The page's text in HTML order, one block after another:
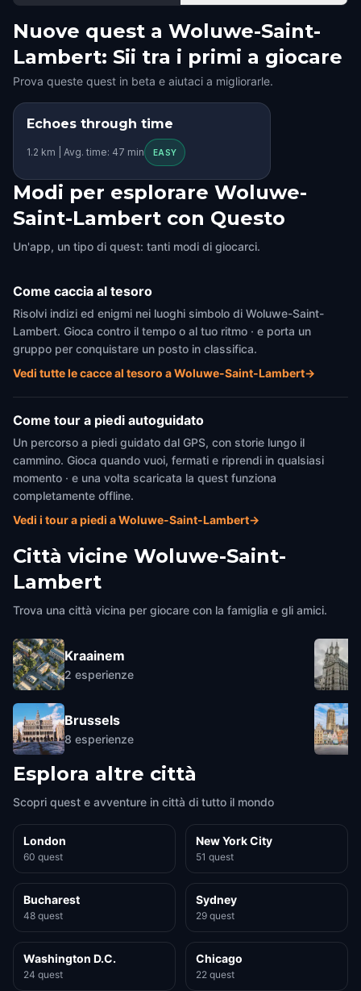
Nuove quest a Woluwe-Saint-
Lambert: Sii tra i primi a giocare
Prova queste quest in beta e aiutaci a migliorarle.
STEP INTO THE STORY
Echoes through time
1.2 km | Avg. time: 47 min EASY
Modi per esplorare Woluwe-
Saint-Lambert con Questo
Un'app, un tipo di quest: tanti modi di giocarci.
Come caccia al tesoro
Risolvi indizi ed enigmi nei luoghi simbolo di Woluwe-Saint-
Lambert. Gioca contro il tempo o al tuo ritmo · e porta un
gruppo per conquistare un posto in classifica.
Vedi tutte le cacce al tesoro a Woluwe-Saint-Lambert→
Come tour a piedi autoguidato
Un percorso a piedi guidato dal GPS, con storie lungo il
cammino. Gioca quando vuoi, fermati e riprendi in qualsiasi
momento · e una volta scaricata la quest funziona
completamente offline.
Vedi i tour a piedi a Woluwe-Saint-Lambert→
Città vicine Woluwe-Saint-
Lambert
Trova una città vicina per giocare con la famiglia e gli amici.
Kraainem
2 esperienze
Brussels
8 esperienze
Esplora altre città
Scopri quest e avventure in città di tutto il mondo
London
60 quest
New York City
51 quest
Bucharest
48 quest
Sydney
29 quest
Washington D.C.
24 quest
Chicago
22 quest